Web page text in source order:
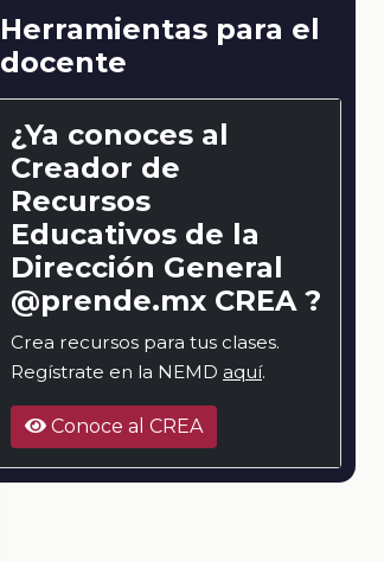
Herramientas para el
docente
¿Ya conoces al
Creador de
Recursos
Educativos de la
Dirección General
@prende.mx CREA ?
Crea recursos para tus clases.
Regístrate en la NEMD aquí.
Conoce al CREA